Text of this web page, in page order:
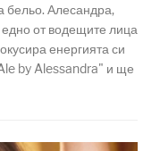
бельо. Алесандра,
от водещите лица
енергията си
by Alessandra" и ще